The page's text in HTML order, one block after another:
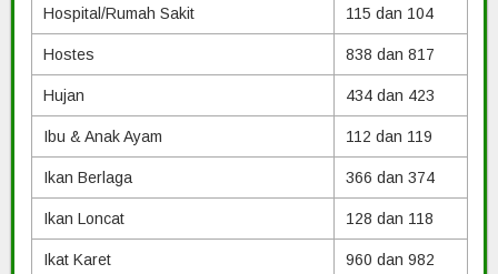
Hospital/Rumah Sakit 115 dan 104
Hostes 838 dan 817
Hujan 434 dan 423
Ibu & Anak Ayam 112 dan 119
Ikan Berlaga 366 dan 374
Ikan Loncat 128 dan 118
Ikat Karet 960 dan 982